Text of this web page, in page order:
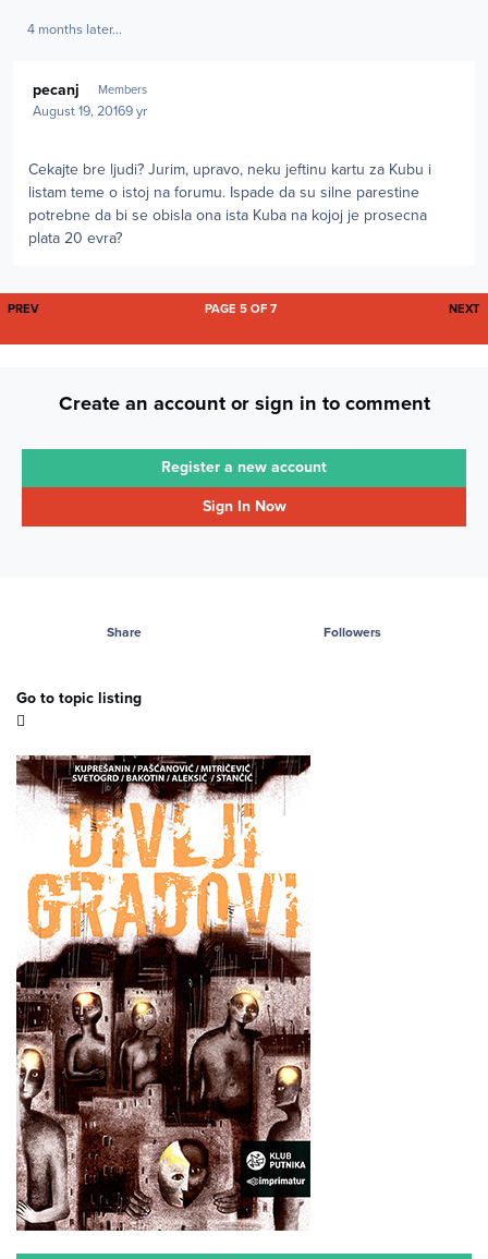
4 months later...
pecanj Members
August 19, 20169 yr
Cekajte bre ljudi? Jurim, upravo, neku jeftinu kartu za Kubu i
listam teme o istoj na forumu. Ispade da su silne parestine
potrebne da bi se obisla ona ista Kuba na kojoj je prosecna
plata 20 evra?
FIRST PAGE
PREV NEXT
PAGE 5 OF 7
Create an account or sign in to comment
Register a new account
Sign In Now
Share Followers
Go to topic listing